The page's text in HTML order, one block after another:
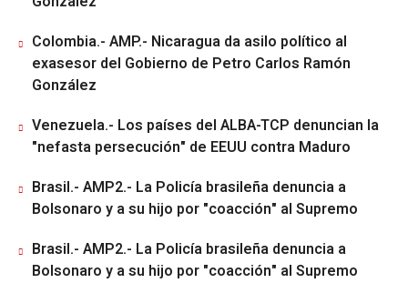
Colombia.- AMP.- Nicaragua da asilo político al
exasesor del Gobierno de Petro Carlos Ramón
González
Venezuela.- Los países del ALBA-TCP denuncian la
"nefasta persecución" de EEUU contra Maduro
Brasil.- AMP2.- La Policía brasileña denuncia a
Bolsonaro y a su hijo por "coacción" al Supremo
Brasil.- AMP2.- La Policía brasileña denuncia a
Bolsonaro y a su hijo por "coacción" al Supremo